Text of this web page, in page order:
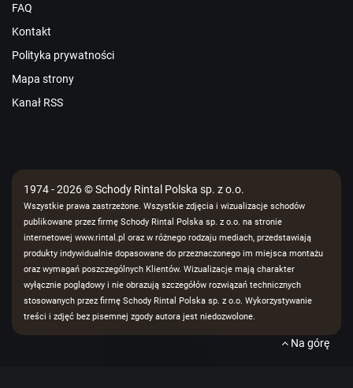
FAQ
Kontakt
Polityka prywatności
Mapa strony
Kanał RSS
1974 - 2026 © Schody Rintal Polska sp. z o.o.
Wszystkie prawa zastrzeżone. Wszystkie zdjęcia i wizualizacje schodów
publikowane przez firmę Schody Rintal Polska sp. z o.o. na stronie
internetowej www.rintal.pl oraz w różnego rodzaju mediach, przedstawiają
produkty indywidualnie dopasowane do przeznaczonego im miejsca montażu
oraz wymagań poszczególnych Klientów. Wizualizacje mają charakter
wyłącznie poglądowy i nie obrazują szczegółów rozwiązań technicznych
stosowanych przez firmę Schody Rintal Polska sp. z o.o. Wykorzystywanie
treści i zdjęć bez pisemnej zgody autora jest niedozwolone.
Na górę